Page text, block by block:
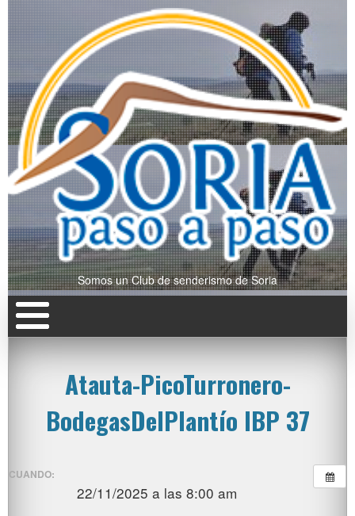
Somos un Club de senderismo de Soria
Atauta-PicoTurronero-
BodegasDelPlantío IBP 37
CUANDO:
22/11/2025 a las 8:00 am